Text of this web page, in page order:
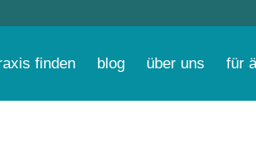
finden blog über uns für